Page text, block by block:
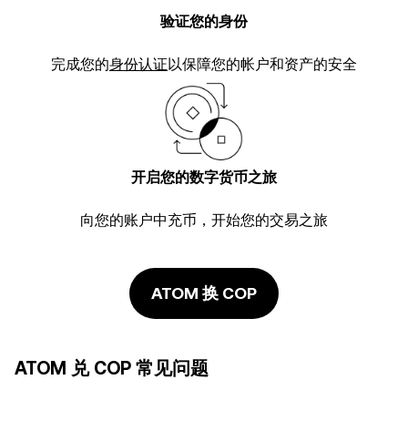
验证您的身份
完成您的身份认证以保障您的帐户和资产的安全
开启您的数字货币之旅
向您的账户中充币，开始您的交易之旅
ATOM 换 COP
ATOM 兑 COP 常见问题